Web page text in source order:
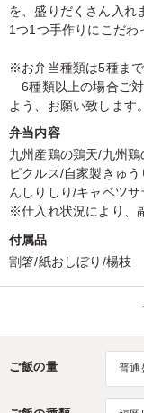
を、盛りだくさん入れ
1つ1つ手作りにこだわ
※お弁当種類は5種まで
6種類以上の場合ご
よう、お願い致します。
弁当内容
九州産鶏の鶏天/九州
ピクルス/自家製きゅ
んしりしり/キャベツ
※仕入れ状況により、
付属品
割箸/紙おしぼり/楊枝
ご飯の量